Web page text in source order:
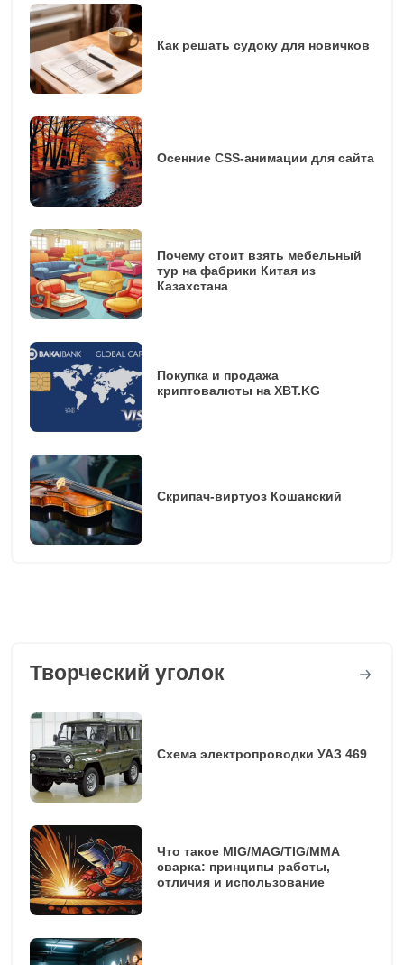
Как решать судоку для новичков
Осенние CSS-анимации для сайта
Почему стоит взять мебельный
тур на фабрики Китая из
Казахстана
Покупка и продажа
криптовалюты на XBT.KG
Скрипач-виртуоз Кошанский
Творческий уголок
Схема электропроводки УАЗ 469
Что такое MIG/MAG/TIG/MMA
сварка: принципы работы,
отличия и использование